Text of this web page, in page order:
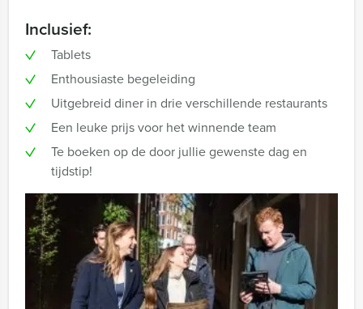
Inclusief:
Tablets
Enthousiaste begeleiding
Uitgebreid diner in drie verschillende restaurants
Een leuke prijs voor het winnende team
Te boeken op de door jullie gewenste dag en
tijdstip!